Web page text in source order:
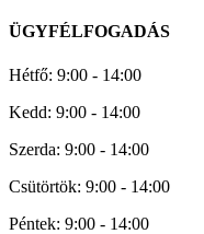
ÜGYFÉLFOGADÁS
Hétfő: 9:00 - 14:00
Kedd: 9:00 - 14:00
Szerda: 9:00 - 14:00
Csütörtök: 9:00 - 14:00
Péntek: 9:00 - 14:00